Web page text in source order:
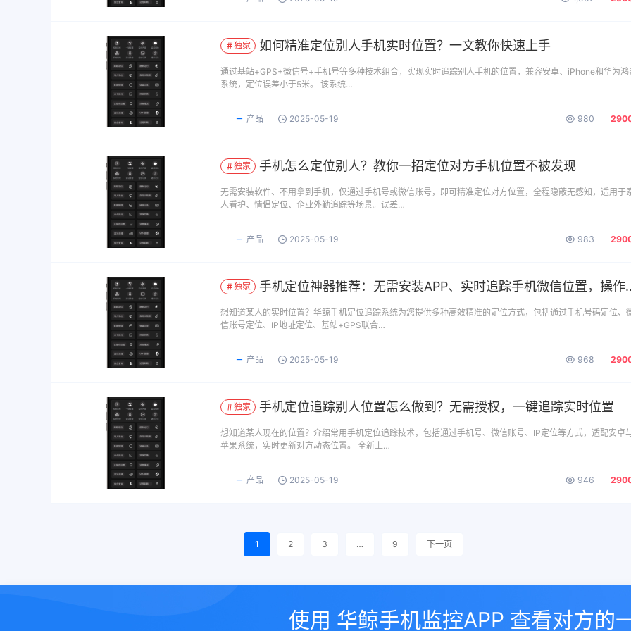
独家 如何精准定位别人手机实时位置？一文教你快速上手
通过基站+GPS+微信号+手机号等多种技术组合，实现实时追踪别人手机的位置，兼容安卓、iPhone和华为鸿
系统，定位误差小于5米。 该系统…
产品 2025-05-19 980
独家 手机怎么定位别人？教你一招定位对方手机位置不被发现
无需安装软件、不用拿到手机，仅通过手机号或微信账号，即可精准定位对方位置，全程隐蔽无感知，适用于
人看护、情侣定位、企业外勤追踪等场景。误差…
产品 2025-05-19 983
独家 手机定位神器推荐：无需安装APP、实时追踪手机微信位置，操作简单隐蔽！
想知道某人的实时位置？华鲸手机定位追踪系统为您提供多种高效精准的定位方式，包括通过手机号码定位、
信账号定位、IP地址定位、基站+GPS联合…
产品 2025-05-19 968
独家 手机定位追踪别人位置怎么做到？无需授权，一键追踪实时位置
想知道某人现在的位置？介绍常用手机定位追踪技术，包括通过手机号、微信账号、IP定位等方式，适配安卓
苹果系统，实时更新对方动态位置。 全新上…
产品 2025-05-19 946
1 2 3 … 9 下一页
使用 华鲸手机监控APP 查看对方的